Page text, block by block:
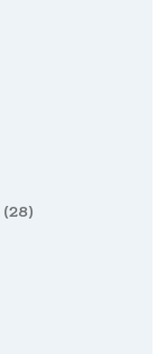
(28)